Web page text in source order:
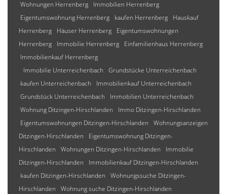
Wohnungen Herrenberg
Immobilien Herrenberg
Eigentumswohnung Herrenberg
kaufen Herrenberg
Hauskauf
Herrenberg
Häuser Herrenberg
Eigentumswohnungen
Herrenberg
Immobilie Herrenberg
Einfamilienhaus Herrenberg
Immobilienkauf Herrenberg
Immobilie Unterreichenbach
Grundstücke Unterreichenbach
kaufen Unterreichenbach
Immobilienkauf Unterreichenbach
Grundstück Unterreichenbach
Immobilien Unterreichenbach
Wohnung Ditzingen-Hirschlanden
Immo Ditzingen-Hirschlanden
Eigentumswohnungen Ditzingen-Hirschlanden
Wohnungsanzeigen
Ditzingen-Hirschlanden
Eigentumswohnung Ditzingen-
Hirschlanden
Wohnungen Ditzingen-Hirschlanden
Immobilie
Ditzingen-Hirschlanden
Immobilienkauf Ditzingen-Hirschlanden
kaufen Ditzingen-Hirschlanden
Wohnungssuche Ditzingen-
Hirschlanden
Wohnung suche Ditzingen-Hirschlanden